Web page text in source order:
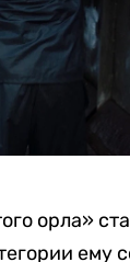
орла»
ему